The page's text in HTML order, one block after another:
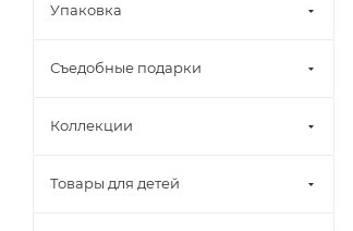
Упаковка
Съедобные подарки
Коллекции
Товары для детей